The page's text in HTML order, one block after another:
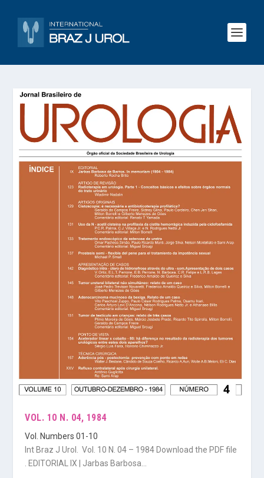
VOL. 10 N. 04, 1984
Vol. Numbers 01-10
Int Braz J Urol. Vol. 10 N. 04 – 1984 Download the PDF file
. EDITORIAL IX | Jarbas Barbosa...